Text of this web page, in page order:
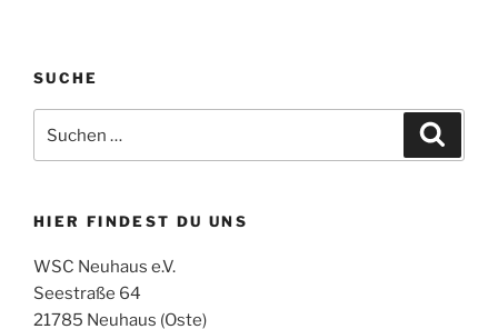
SUCHE
nach:
HIER FINDEST DU UNS
WSC Neuhaus e.V.
Seestraße 64
21785 Neuhaus (Oste)